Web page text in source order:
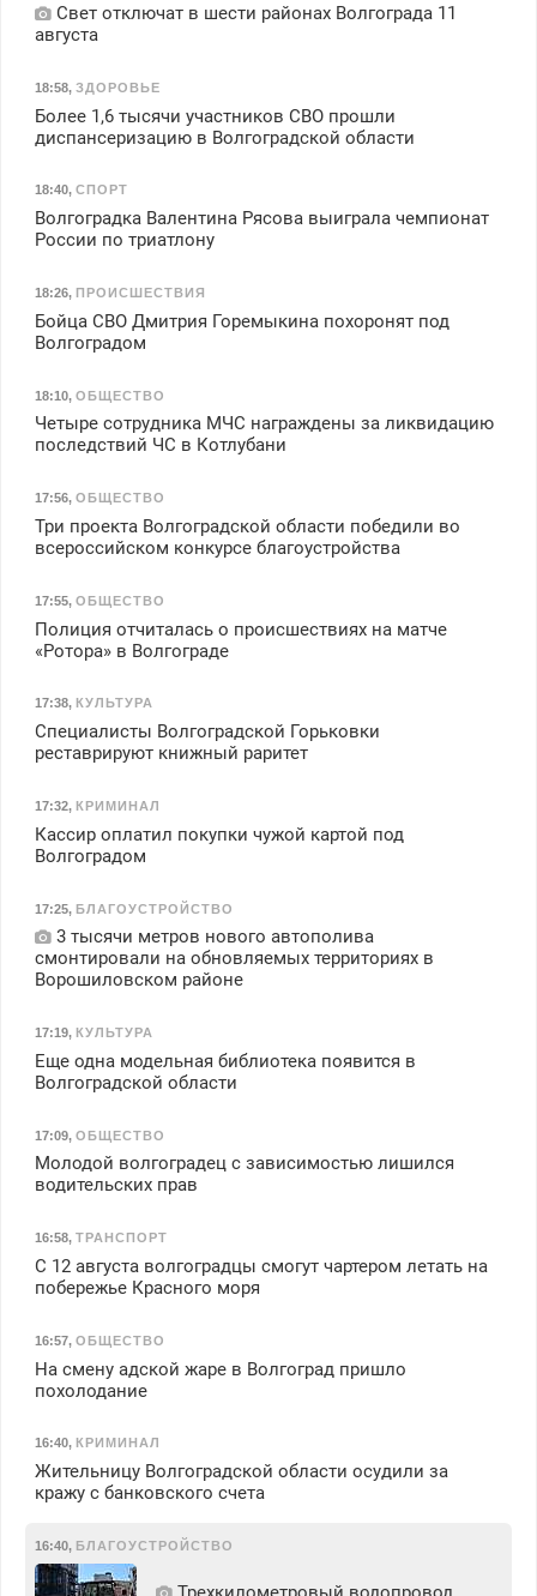
Свет отключат в шести районах Волгограда 11
августа
18:58, ЗДОРОВЬЕ
Более 1,6 тысячи участников СВО прошли
диспансеризацию в Волгоградской области
18:40, СПОРТ
Волгоградка Валентина Рясова выиграла чемпионат
России по триатлону
18:26, ПРОИСШЕСТВИЯ
Бойца СВО Дмитрия Горемыкина похоронят под
Волгоградом
18:10, ОБЩЕСТВО
Четыре сотрудника МЧС награждены за ликвидацию
последствий ЧС в Котлубани
17:56, ОБЩЕСТВО
Три проекта Волгоградской области победили во
всероссийском конкурсе благоустройства
17:55, ОБЩЕСТВО
Полиция отчиталась о происшествиях на матче
«Ротора» в Волгограде
17:38, КУЛЬТУРА
Специалисты Волгоградской Горьковки
реставрируют книжный раритет
17:32, КРИМИНАЛ
Кассир оплатил покупки чужой картой под
Волгоградом
17:25, БЛАГОУСТРОЙСТВО
3 тысячи метров нового автополива
смонтировали на обновляемых территориях в
Ворошиловском районе
17:19, КУЛЬТУРА
Еще одна модельная библиотека появится в
Волгоградской области
17:09, ОБЩЕСТВО
Молодой волгоградец с зависимостью лишился
водительских прав
16:58, ТРАНСПОРТ
С 12 августа волгоградцы смогут чартером летать на
побережье Красного моря
16:57, ОБЩЕСТВО
На смену адской жаре в Волгоград пришло
похолодание
16:40, КРИМИНАЛ
Жительницу Волгоградской области осудили за
кражу с банковского счета
16:40, БЛАГОУСТРОЙСТВО